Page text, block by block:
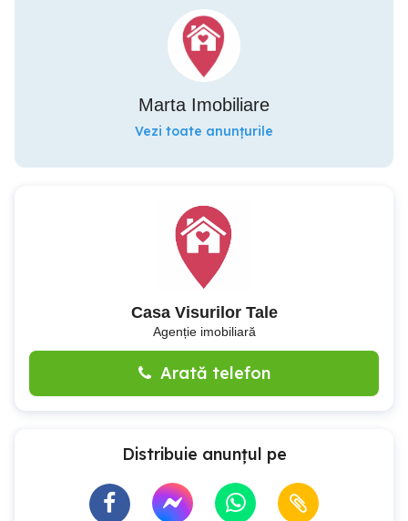
Marta Imobiliare
Vezi toate anunțurile
Casa Visurilor Tale
Agenție imobiliară
Arată telefon
Distribuie anunțul pe